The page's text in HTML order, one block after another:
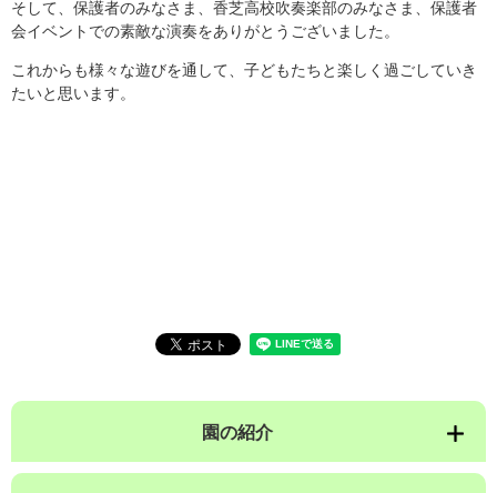
そして、保護者のみなさま、香芝高校吹奏楽部のみなさま、保護者
会イベントでの素敵な演奏をありがとうございました。
これからも様々な遊びを通して、子どもたちと楽しく過ごしていき
たいと思います。
園の紹介